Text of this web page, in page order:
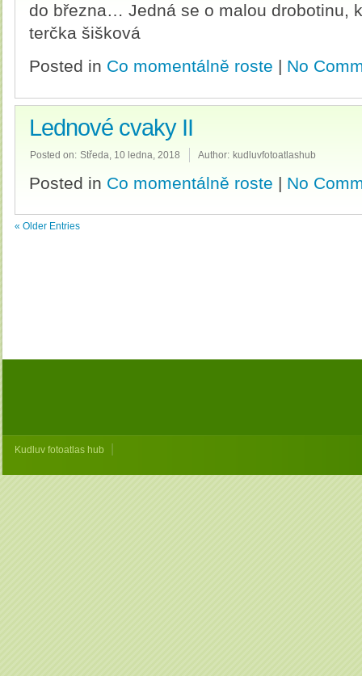
do března… Jedná se o malou drobotinu,
terčka šišková
Posted in Co momentálně roste | No
Lednové cvaky II
Posted on: Středa, 10 ledna, 2018 Author: kudluvfotoatlashub
Posted in Co momentálně roste | No
« Older Entries
Kudluv fotoatlas hub